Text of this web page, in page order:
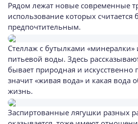
Рядом лежат новые современные
использование которых считается
предпочтительным.
Стеллаж с бутылками
питьевой воды. Здесь
бывает природная и искусственно
значит «живая вода» и какая вода
жизнь.
Заспиртованные лягушки разных